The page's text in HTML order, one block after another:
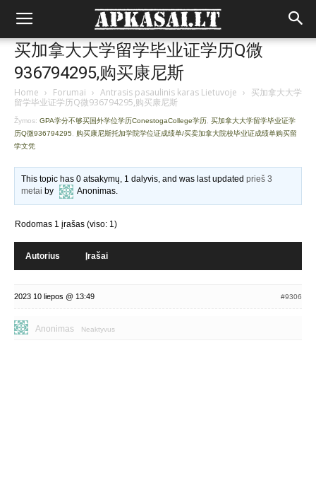
买加拿大大学留学毕业证学历Q微
936794295,购买康尼斯
Home › Forumai › Antrasis pasaulinis karas Lietuvoje › 买加拿大大学
留学毕业证学历Q微936794295,购买康尼斯
Žymos: GPA学分不够买国外学位学历ConestogaCollege学历 买加拿大大学留学毕业证学
历Q微936794295
购买康尼斯托加学院学位证成绩单/买卖加拿大院校毕业证成绩单购买留
学文凭
This topic has 0 atsakymų, 1 dalyvis, and was last updatedprieš 3
metai by Anonimas.
Rodomas 1 įrašas (viso: 1)
Autorius Įrašai
2023 10 liepos @ 13:49 #9306
Anonimas Neaktyvus